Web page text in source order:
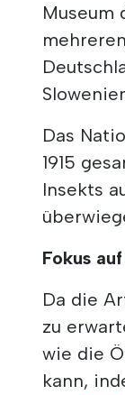
Museum
Das
1915
Insekts
Fokus
Da die
zu
wie die
kann,